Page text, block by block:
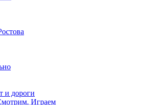
и дороги
Играем